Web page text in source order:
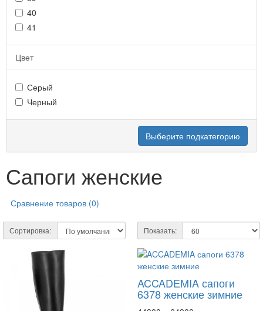
40
41
Цвет
Серый
Черный
Выберите подкатегорию
Сапоги женские
Сравнение товаров (0)
Сортировка: Показать:
ACCADEMIA сапоги
6378 женские зимние